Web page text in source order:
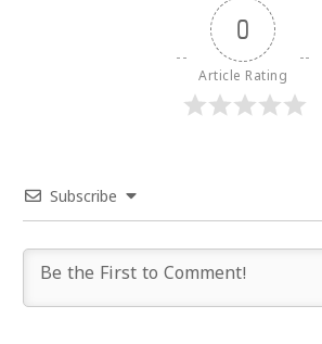
0
Article Rating
Subscribe